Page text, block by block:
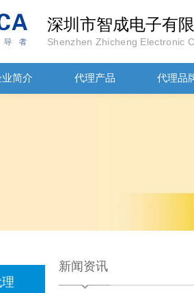
深圳市智成电子有
Shenzhen Zhicheng Electronic
业简介 代理产品 代理品
理
1808 Y2 1NF安规贴片电容Johanson品牌 新闻资讯